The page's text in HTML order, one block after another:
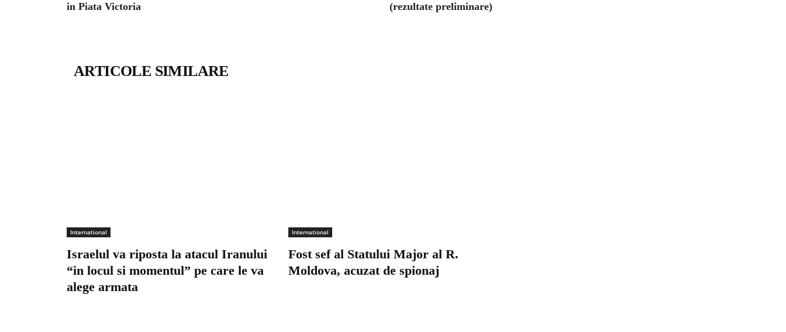
in Piata Victoria
(rezultate preliminare)
ARTICOLE SIMILARE
International
Israelul va riposta la atacul Iranului
“in locul si momentul” pe care le va
alege armata
International
Fost sef al Statului Major al R.
Moldova, acuzat de spionaj